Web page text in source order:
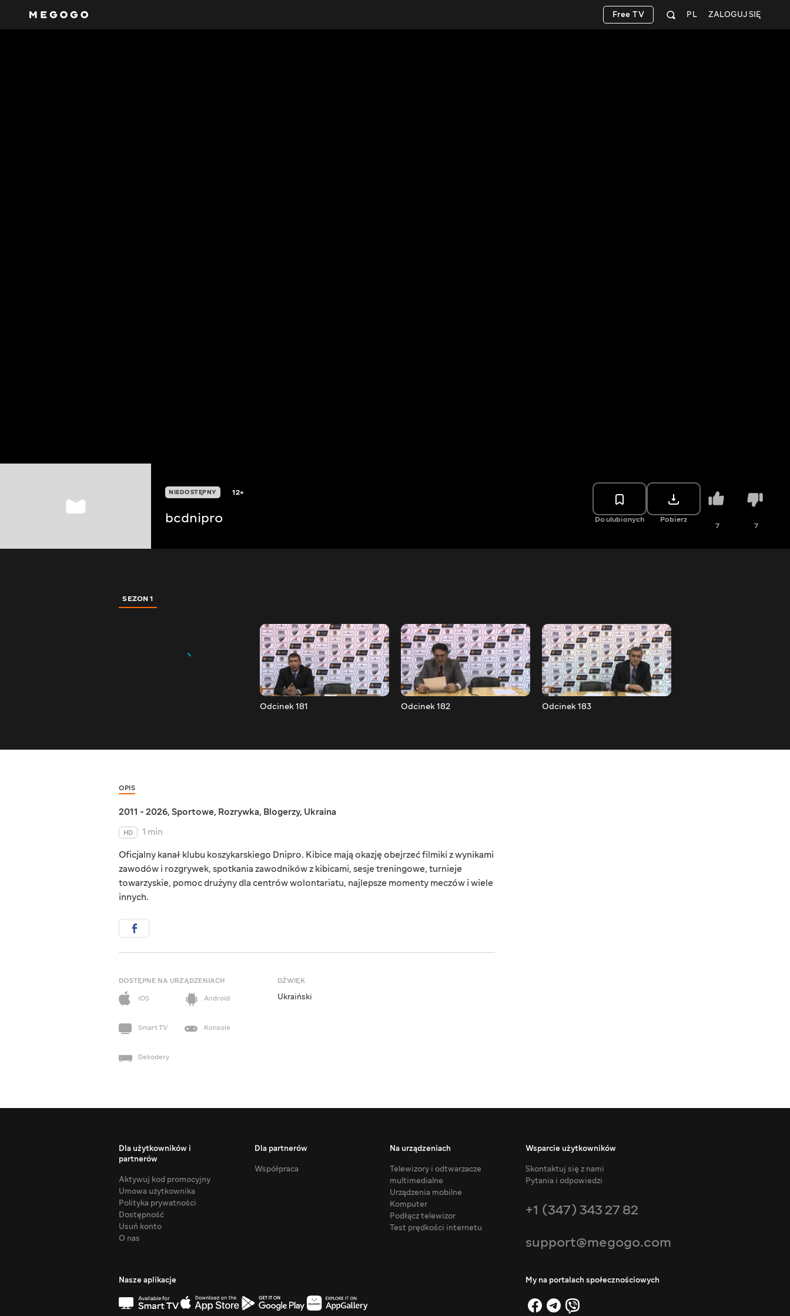
ZALOGUJ SIĘ
PL
Free TV
NIEDOSTĘPNY 12+
bcdnipro Do ulubionych Pobierz
7 7
SEZON 1
Odcinek 181 Odcinek 182 Odcinek 183
OPIS
2011 - 2026, Sportowe, Rozrywka, Blogerzy, Ukraina
HD
1 min
Oficjalny kanał klubu koszykarskiego Dnipro. Kibice mają okazję obejrzeć filmiki z wynikami
zawodów i rozgrywek, spotkania zawodników z kibicami, sesje treningowe, turnieje
towarzyskie, pomoc drużyny dla centrów wolontariatu, najlepsze momenty meczów i wiele
innych.
DOSTĘPNE NA URZĄDZENIACH
iOS
Android
Smart TV Konsole
Dekodery
DŹWIĘK
Ukraiński
Dla użytkowników i
partnerów
Aktywuj kod promocyjny
Umowa użytkownika
Polityka prywatności
Dostępność
Usuń konto
O nas
Dla partnerów
Współpraca
Na urządzeniach
Telewizory i odtwarzacze
multimedialne
Urządzenia mobilne
Komputer
Podłącz telewizor
Test prędkości internetu
Wsparcie użytkowników
Skontaktuj się z nami
Pytania i odpowiedzi
+1 (347) 343 27 82
support@megogo.com
Nasze aplikacje My na portalach społecznościowych